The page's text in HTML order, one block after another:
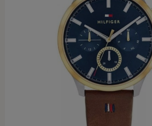
OKULARY
Rodzaj
Kolor
CASIO
MARKI